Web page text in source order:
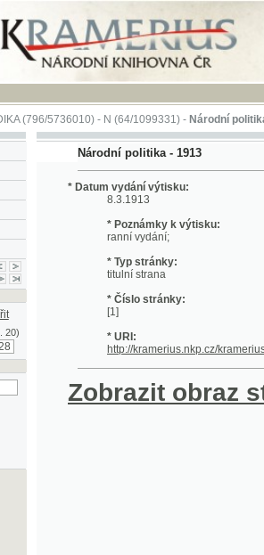
(796/5736010) -N(64/1099331) -Národní politika(1/
Národní politika - 1913
* Datum vydání výtisku:
8.3.1913
* Poznámky k výtisku:
* Typ stránky:
* Číslo stránky:
* URI:
http://kramerius.nkp.cz/kramerius/
Zobrazit obraz